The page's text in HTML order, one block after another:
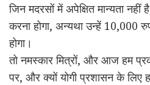
जिन मदरसों में अपेक्षित मान्यता
करना होगा, अन्यथा उन्हें 10,000
होगा।
तो नमस्कार मित्रों, और आज हम
पर, और क्यों योगी प्रशासन के लिए